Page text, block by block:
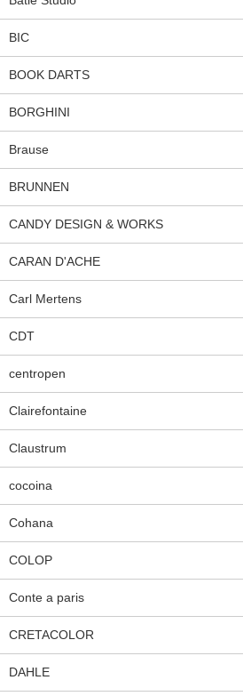
BIC
BOOK DARTS
BORGHINI
Brause
BRUNNEN
CANDY DESIGN & WORKS
CARAN D'ACHE
Carl Mertens
CDT
centropen
Clairefontaine
Claustrum
cocoina
Cohana
COLOP
Conte a paris
CRETACOLOR
DAHLE